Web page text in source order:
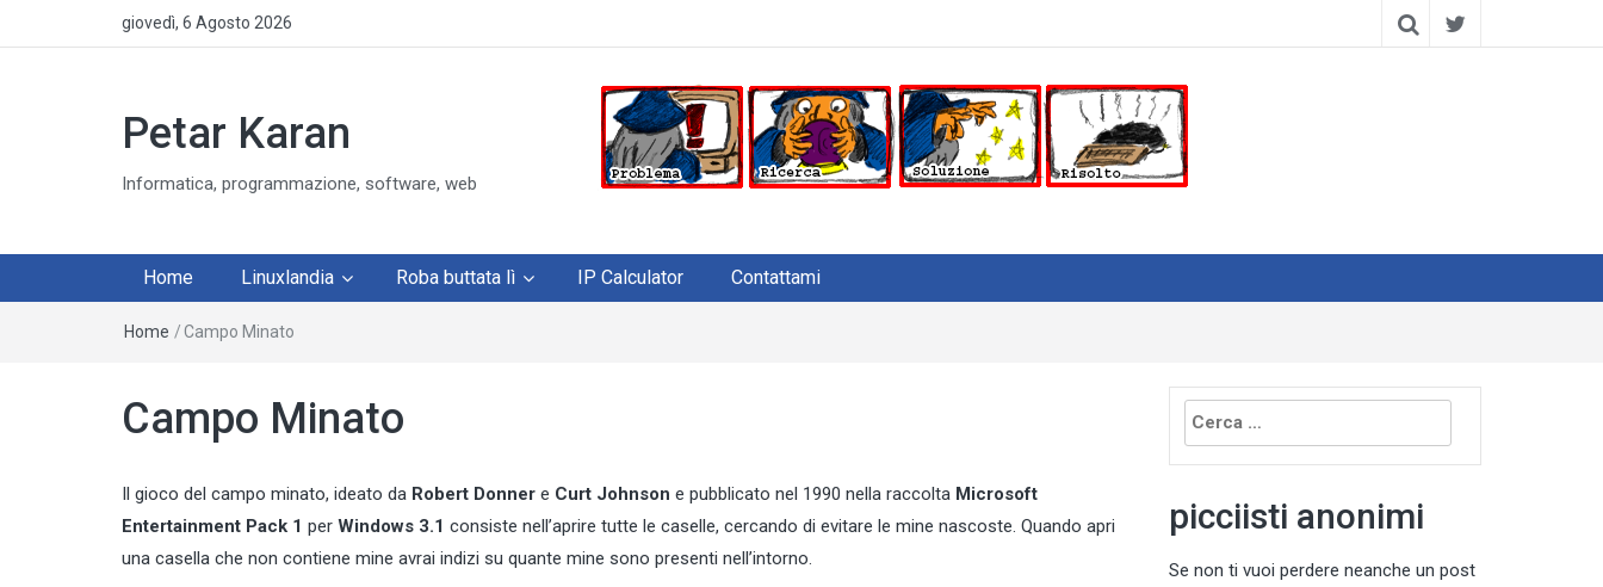
giovedì, 6 Agosto 2026
Petar Karan
Informatica, programmazione, software, web
Home Linuxlandia Roba buttata lì IP Calculator Contattami
Home /Campo Minato
Campo Minato
Il gioco del campo minato, ideato da Robert Donner e Curt Johnson e pubblicato nel 1990 nella raccolta Microsoft
Entertainment Pack 1 per Windows 3.1 consiste nell’aprire tutte le caselle, cercando di evitare le mine nascoste. Quando apri
una casella che non contiene mine avrai indizi su quante mine sono presenti nell’intorno.
Ricerca
per:
picciisti anonimi
Se non ti vuoi perdere neanche un post